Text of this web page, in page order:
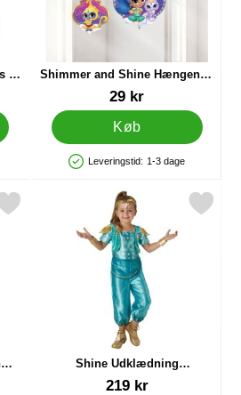
4-
Shimmer and Shine Hængende
Hvirvel Pynt
29 kr
Køb
Produkttilgængelighed: På lager
Leveringstid: 1-3 dage
Børnekostume som favorit
Shine Udklædning
Børnekostume
Varenr 17657219 kr
Markér shine Udklædning